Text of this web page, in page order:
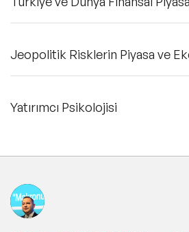
Jeopolitik Risklerin Piyasa ve
Yatırımcı Psikolojisi